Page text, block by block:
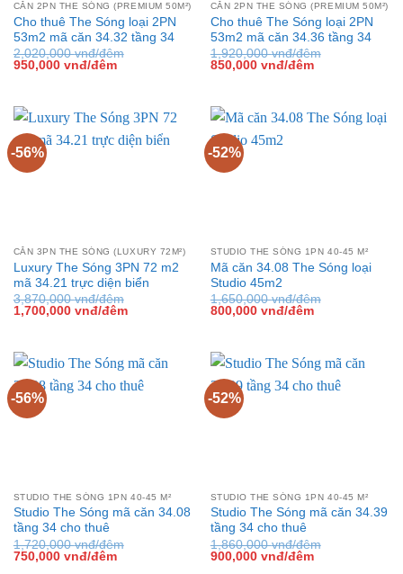
CĂN 2PN THE SÓNG (PREMIUM 50M²)
Cho thuê The Sóng loại 2PN
53m2 mã căn 34.32 tầng 34
2,020,000vnđ/đêm
Giá
đêm.
950,000 vnđ/đêmGiá
950,000 vnđ/
đêm.
CĂN 2PN THE SÓNG (PREMIUM 50M²)
Cho thuê The Sóng loại 2PN
53m2 mã căn 34.36 tầng 34
1,920,000vnđ/đêm
Giá
đêm.
850,000 vnđ/đêmGiá
850,000 vnđ/
đêm.
-56%
CĂN 3PN THE SÓNG (LUXURY 72M²)
Luxury The Sóng 3PN 72 m2
mã 34.21 trực diện biển
3,870,000vnđ/đêm
Giá
đêm.
1,700,000 vnđ/đêmGiá
1,700,000 vnđ/
đêm.
-52%
STUDIO THE SÓNG 1PN 40-45 M²
Mã căn 34.08 The Sóng loại
Studio 45m2
1,650,000vnđ/đêm
Giá
đêm.
800,000 vnđ/đêmGiá
800,000 vnđ/
đêm.
-56%
STUDIO THE SÓNG 1PN 40-45 M²
Studio The Sóng mã căn 34.08
tầng 34 cho thuê
1,720,000vnđ/đêm
Giá
750,000 vnđ/đêmGiá
-52%
STUDIO THE SÓNG 1PN 40-45 M²
Studio The Sóng mã căn 34.39
tầng 34 cho thuê
1,860,000vnđ/đêm
Giá
900,000 vnđ/đêmGiá